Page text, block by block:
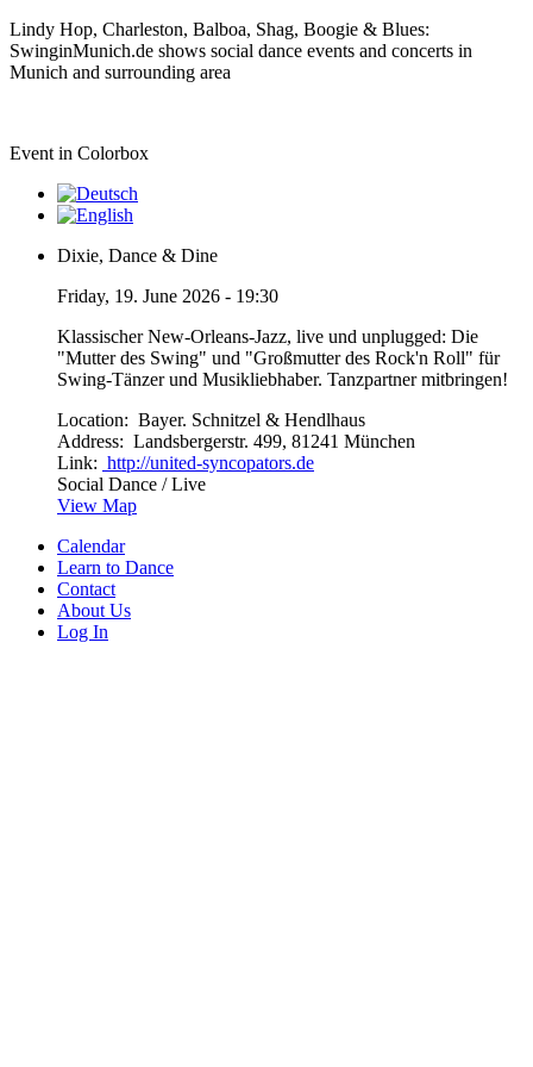
Lindy Hop, Charleston, Balboa, Shag, Boogie & Blues:
SwinginMunich.de shows social dance events and concerts in
Munich and surrounding area
Event in Colorbox
Dixie, Dance & Dine
Friday, 19. June 2026 - 19:30
Klassischer New-Orleans-Jazz, live und unplugged: Die
"Mutter des Swing" und "Großmutter des Rock'n Roll" für
Swing-Tänzer und Musikliebhaber. Tanzpartner mitbringen!
Location: Bayer. Schnitzel & Hendlhaus
Address: Landsbergerstr. 499, 81241 München
Link: http://united-syncopators.de
Social Dance / Live
View Map
Calendar
Learn to Dance
Contact
About Us
Log In